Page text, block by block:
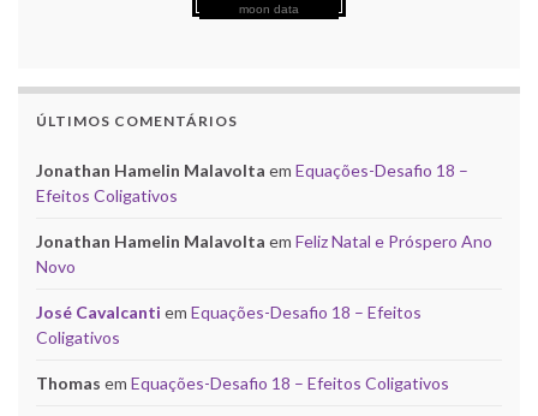
moon data
ÚLTIMOS COMENTÁRIOS
Jonathan Hamelin Malavolta em Equações-Desafio 18 –
Efeitos Coligativos
Jonathan Hamelin Malavolta em Feliz Natal e Próspero Ano
Novo
José Cavalcanti em Equações-Desafio 18 – Efeitos
Coligativos
Thomas em Equações-Desafio 18 – Efeitos Coligativos